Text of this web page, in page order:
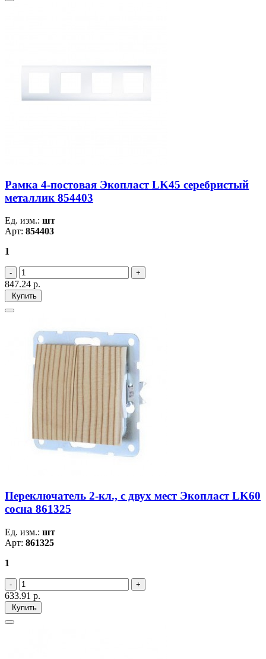
Рамка 4-постовая Экопласт LK45 серебристый
металлик 854403
Ед. изм.: шт
Арт: 854403
1
847.24 р.
Купить
Переключатель 2-кл., с двух мест Экопласт LK60
сосна 861325
Ед. изм.: шт
Арт: 861325
1
633.91 р.
Купить